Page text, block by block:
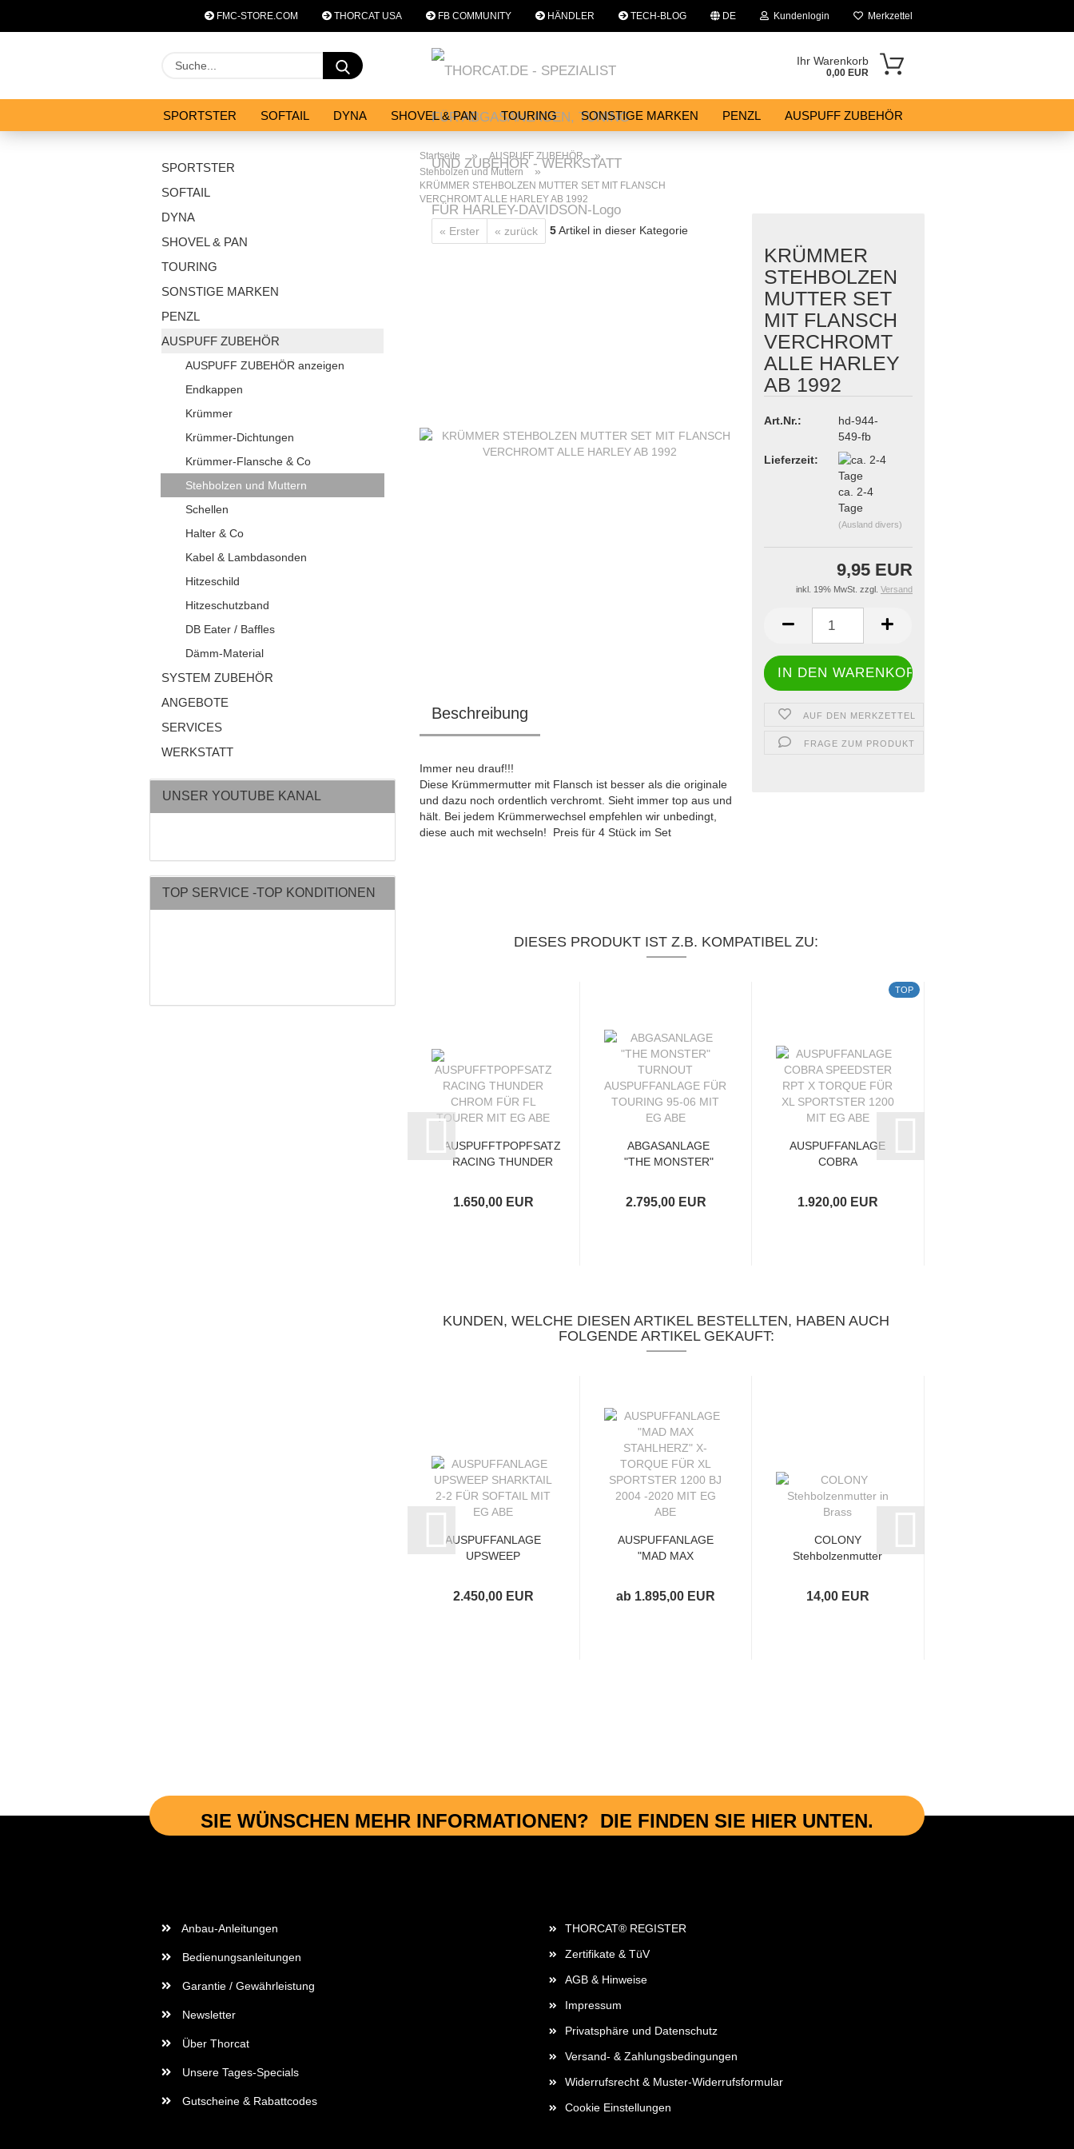
FMC-STORE.COM THORCAT USA FB COMMUNITY HÄNDLER TECH-BLOG DE Kundenlogin Merkzettel
Suche... Ihr Warenkorb
0,00 EUR
SPORTSTER SOFTAIL DYNA SHOVEL & PAN TOURING SONSTIGE MARKEN PENZL AUSPUFF ZUBEHÖR
Startseite » AUSPUFF ZUBEHÖR »
Stehbolzen und Muttern »
KRÜMMER STEHBOLZEN MUTTER SET MIT FLANSCH
VERCHROMT ALLE HARLEY AB 1992
« Erster « zurück 5Artikel in dieser Kategorie
KRÜMMER
STEHBOLZEN
MUTTER SET
MIT FLANSCH
VERCHROMT
ALLE HARLEY
AB 1992
Art.Nr.:
hd-944-
549-fb
Lieferzeit:
ca. 2-4
Tage
(Ausland divers)
9,95 EUR
inkl. 19% MwSt. zzgl. Versand
AUF DEN MERKZETTEL
FRAGE ZUM PRODUKT
Beschreibung
Immer neu drauf!!!
Diese Krümmermutter mit Flansch ist besser als die originale
und dazu noch ordentlich verchromt. Sieht immer top aus und
hält. Bei jedem Krümmerwechsel empfehlen wir unbedingt,
diese auch mit wechseln! Preis für 4 Stück im Set
DIESES PRODUKT IST Z.B. KOMPATIBEL ZU:
AUSPUFFTPOPFSATZ
RACING THUNDER
1.650,00 EUR
ABGASANLAGE
"THE MONSTER"
2.795,00 EUR
TOP
AUSPUFFANLAGE
COBRA
1.920,00 EUR
KUNDEN, WELCHE DIESEN ARTIKEL BESTELLTEN, HABEN AUCH
FOLGENDE ARTIKEL GEKAUFT:
AUSPUFFANLAGE
UPSWEEP
2.450,00 EUR
AUSPUFFANLAGE
"MAD MAX
ab 1.895,00 EUR
COLONY
Stehbolzenmutter
14,00 EUR
SPORTSTER
SOFTAIL
DYNA
SHOVEL & PAN
TOURING
SONSTIGE MARKEN
PENZL
AUSPUFF ZUBEHÖR
AUSPUFF ZUBEHÖR anzeigen
Endkappen
Krümmer
Krümmer-Dichtungen
Krümmer-Flansche & Co
Stehbolzen und Muttern
Schellen
Halter & Co
Kabel & Lambdasonden
Hitzeschild
Hitzeschutzband
DB Eater / Baffles
Dämm-Material
SYSTEM ZUBEHÖR
ANGEBOTE
SERVICES
WERKSTATT
UNSER YOUTUBE KANAL
TOP SERVICE -TOP KONDITIONEN
SIE WÜNSCHEN MEHR INFORMATIONEN? DIE FINDEN SIE HIER UNTEN.
Anbau-Anleitungen
Bedienungsanleitungen
Garantie / Gewährleistung
Newsletter
Über Thorcat
Unsere Tages-Specials
Gutscheine & Rabattcodes
THORCAT® REGISTER
Zertifikate & TüV
AGB & Hinweise
Impressum
Privatsphäre und Datenschutz
Versand- & Zahlungsbedingungen
Widerrufsrecht & Muster-Widerrufsformular
Cookie Einstellungen